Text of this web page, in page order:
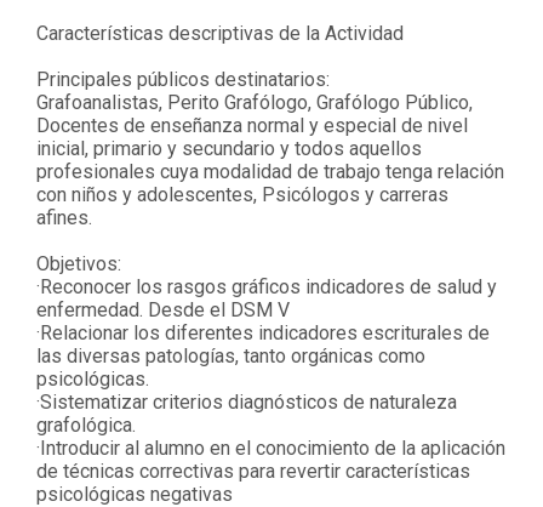
Características descriptivas de la Actividad
Principales públicos destinatarios:
Grafoanalistas, Perito Grafólogo, Grafólogo Público,
Docentes de enseñanza normal y especial de nivel
inicial, primario y secundario y todos aquellos
profesionales cuya modalidad de trabajo tenga relación
con niños y adolescentes, Psicólogos y carreras
afines.
Objetivos:
·Reconocer los rasgos gráficos indicadores de salud y
enfermedad. Desde el DSM V
·Relacionar los diferentes indicadores escriturales de
las diversas patologías, tanto orgánicas como
psicológicas.
·Sistematizar criterios diagnósticos de naturaleza
grafológica.
·Introducir al alumno en el conocimiento de la aplicación
de técnicas correctivas para revertir características
psicológicas negativas